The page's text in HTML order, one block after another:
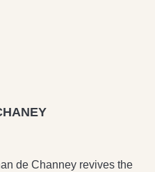
de Channey revives the